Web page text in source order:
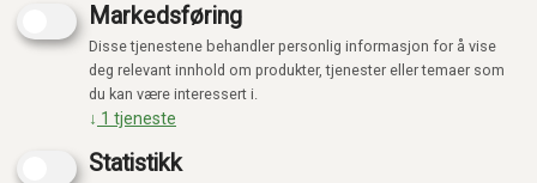
Markedsføring
Disse tjenestene behandler personlig informasjon for å vise
deg relevant innhold om produkter, tjenester eller temaer som
du kan være interessert i.
↓ 1 tjeneste
Statistikk